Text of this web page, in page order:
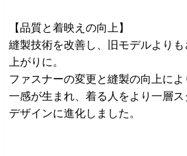
【品質と着映えの向上】
縫製技術を改善し、旧モデルより
上がりに。
ファスナーの変更と縫製の向上に
一感が生まれ、着る人をより一層
デザインに進化しました。